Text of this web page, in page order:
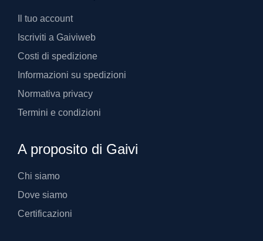
Il tuo account
Iscriviti a Gaiviweb
Costi di spedizione
Informazioni su spedizioni
Normativa privacy
Termini e condizioni
A proposito di Gaivi
Chi siamo
Dove siamo
Certificazioni